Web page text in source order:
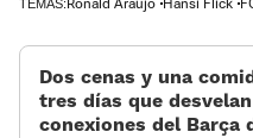
TEMAS: Ronald Araujo Hansi Flick
Dos cenas y una
tres días que
conexiones del Barça